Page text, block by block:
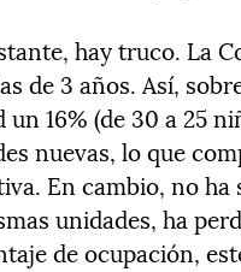
hay truco. La
de 3 años. Así,
un 16% (de 30 a 25
nuevas, lo que
En cambio, no
unidades, ha
de ocupación,